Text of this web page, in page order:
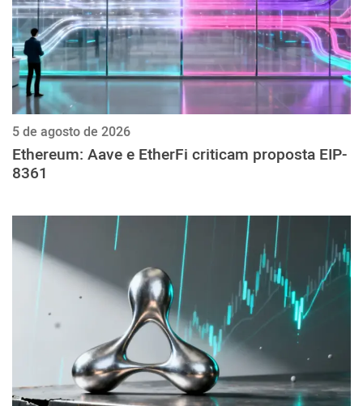
5 de agosto de 2026
Ethereum: Aave e EtherFi criticam proposta EIP-
8361